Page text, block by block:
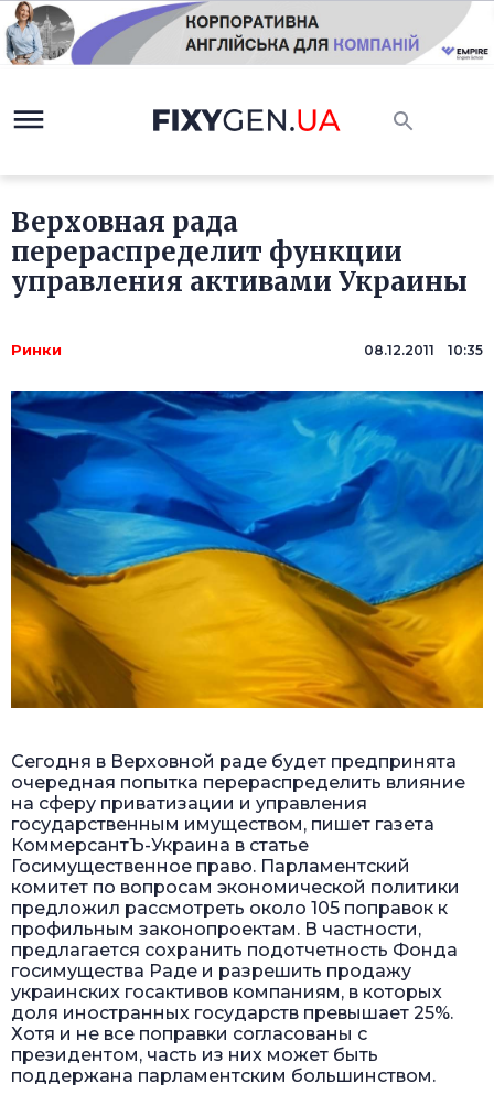
Верховная рада
перераспределит функции
управления активами Украины
Ринки 08.12.2011 10:35
Сегодня в Верховной раде будет предпринята
очередная попытка перераспределить влияние
на сферу приватизации и управления
государственным имуществом, пишет газета
КоммерсантЪ-Украина в статье
Госимущественное право. Парламентский
комитет по вопросам экономической политики
предложил рассмотреть около 105 поправок к
профильным законопроектам. В частности,
предлагается сохранить подотчетность Фонда
госимущества Раде и разрешить продажу
украинских госактивов компаниям, в которых
доля иностранных государств превышает 25%.
Хотя и не все поправки согласованы с
президентом, часть из них может быть
поддержана парламентским большинством.